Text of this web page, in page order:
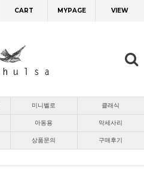
CART MYPAGE VIEW
미니벨로 클래식
아동용 악세사리
상품문의 구매후기